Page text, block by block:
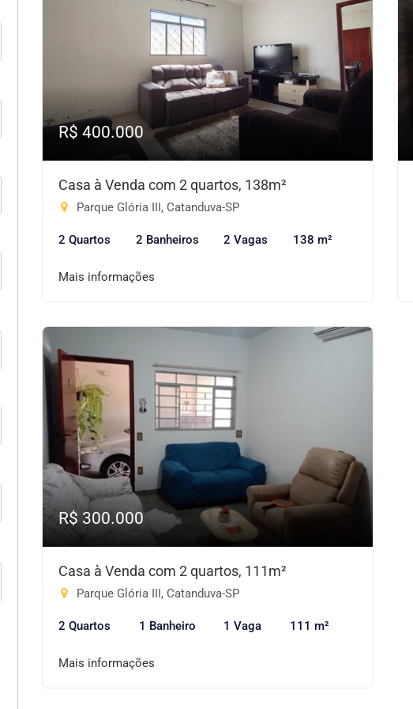
R$ 400.000
Casa à Venda com 2 quartos, 138m²
Parque Glória III, Catanduva-SP
2 Quartos 2 Banheiros 2 Vagas 138 m²
Mais informações
R$ 300.000
Casa à Venda com 2 quartos, 111m²
Parque Glória III, Catanduva-SP
2 Quartos 1 Banheiro 1 Vaga 111 m²
Mais informações